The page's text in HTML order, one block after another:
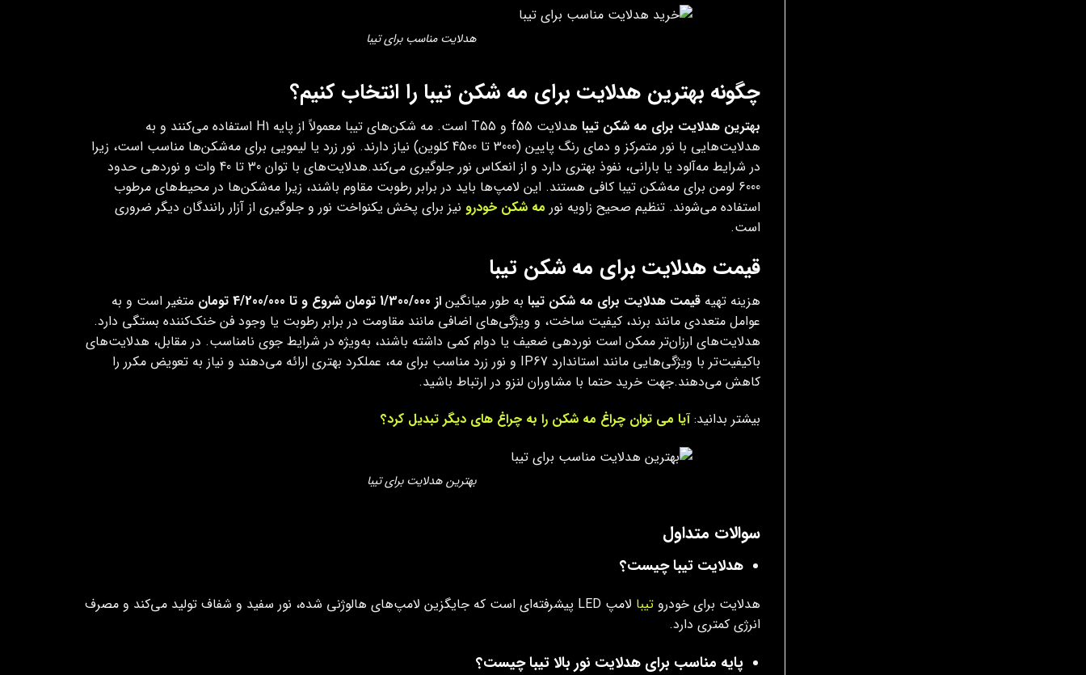
هدلایت مناسب برای تیبا
چگونه بهترین هدلایت برای مه‌ شکن تیبا را انتخاب کنیم؟
بهترین هدلایت برای مه شکن تیبا
هدلایت f55 و T55 است. مه‌ شکن‌های تیبا معمولاً از پایه H1 استفاده می‌کنند و به
هدلایت‌هایی با نور متمرکز و دمای رنگ پایین (3000 تا 4500 کلوین) نیاز دارند. نور زرد یا لیمویی برای مه‌شکن‌ها مناسب است، زیرا
در شرایط مه‌آلود یا بارانی، نفوذ بهتری دارد و از انعکاس نور جلوگیری می‌کند.هدلایت‌های با توان 30 تا 40 وات و نوردهی حدود
6000 لومن برای مه‌شکن تیبا کافی هستند. این لامپ‌ها باید در برابر رطوبت مقاوم باشند، زیرا مه‌شکن‌ها در محیط‌های مرطوب
استفاده می‌شوند. تنظیم صحیح زاویه نور مه‌ شکن خودرو نیز برای پخش یکنواخت نور و جلوگیری از آزار رانندگان دیگر ضروری
است.
قیمت هدلایت برای مه‌ شکن تیبا
هزینه تهیه قیمت هدلایت برای مه‌ شکن تیبا به طور میانگین از 1/300/000 تومان شروع و تا 4/200/000 تومان
متغیر است و به
عوامل متعددی مانند برند، کیفیت ساخت، و ویژگی‌های اضافی مانند مقاومت در برابر رطوبت یا وجود فن خنک‌کننده بستگی دارد.
هدلایت‌های ارزان‌تر ممکن است نوردهی ضعیف یا دوام کمی داشته باشند، به‌ویژه در شرایط جوی نامناسب. در مقابل، هدلایت‌های
باکیفیت‌تر با ویژگی‌هایی مانند استاندارد IP67 و نور زرد مناسب برای مه، عملکرد بهتری ارائه می‌دهند و نیاز به تعویض مکرر را
کاهش می‌دهند.جهت خرید حتما با مشاوران لنزو در ارتباط باشید.
بیشتر بدانید:آیا می‌ توان چراغ مه شکن را به چراغ‌ های دیگر تبدیل کرد؟
بهترین هدلایت برای تیبا
سوالات متداول
هدلایت تیبا چیست؟
هدلایت برای خودرو تیبا
لامپ LED پیشرفته‌ای است که جایگزین لامپ‌های هالوژنی شده، نور سفید و شفاف تولید می‌کند و مصرف
انرژی کمتری دارد.
پایه مناسب برای هدلایت نور بالا تیبا چیست؟